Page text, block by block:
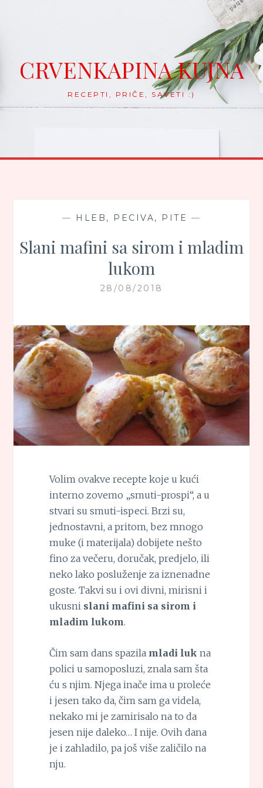
CRVENKAPINA KUJNA
RECEPTI, PRIČE, SAVETI :)
— HLEB, PECIVA, PITE —
Slani mafini sa sirom i mladim
lukom
28/08/2018
Volim ovakve recepte koje u kući
interno zovemo „smuti-prospi“, a u
stvari su smuti-ispeci. Brzi su,
jednostavni, a pritom, bez mnogo
muke (i materijala) dobijete nešto
fino za večeru, doručak, predjelo, ili
neko lako posluženje za iznenadne
goste. Takvi su i ovi divni, mirisni i
ukusnislani mafini sa sirom i
mladim lukom.
Čim sam dans spazila mladi luk na
polici u samoposluzi, znala sam šta
ću s njim. Njega inače ima u proleće
i jesen tako da, čim sam ga videla,
nekako mi je zamirisalo na to da
jesen nije daleko… I nije. Ovih dana
je i zahladilo, pa još više zaličilo na
nju.